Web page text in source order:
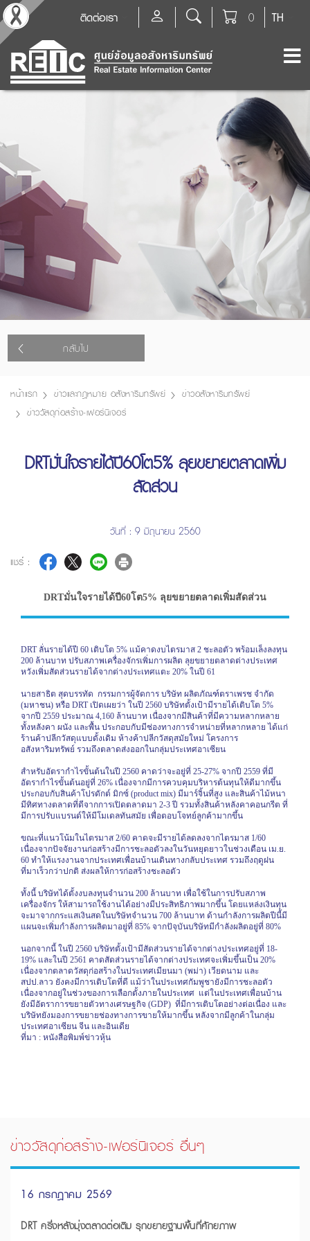
TH
0
ติดต่อเรา
กลับไป
หน้าแรก ข่าวและกฎหมาย อสังหาริมทรัพย์
ข่าวอสังหาริมทรัพย์
ข่าววัสดุก่อสร้าง-เฟอร์นิเจอร์
DRTมั่นใจรายได้ปี60โต5% ลุยขยายตลาดเพิ่ม
สัดส่วน
วันที่ : 9 มิถุนายน 2560
แชร์ :
DRTมั่นใจรายได้ปี60โต5% ลุยขยายตลาดเพิ่มสัดส่วน
DRT ลั่นรายได้ปี 60 เติบโต 5% แม้คาดงบไตรมาส 2 ชะลอตัว พร้อมเล็งลงทุน
200 ล้านบาท ปรับสภาพเครื่องจักรเพิ่มการผลิต ลุยขยายตลาดต่างประเทศ
หวังเพิ่มสัดส่วนรายได้จากต่างประเทศแตะ 20% ในปี 61
นายสาธิต สุดบรรทัด กรรมการผู้จัดการ บริษัท ผลิตภัณฑ์ตราเพรช จำกัด
(มหาชน) หรือ DRT เปิดเผยว่า ในปี 2560 บริษัทตั้งเป้ามีรายได้เติบโต 5%
จากปี 2559 ประมาณ 4,160 ล้านบาท เนื่องจากมีสินค้าที่มีความหลากหลาย
ทั้งหลังคา ผนัง และพื้น ประกอบกับมีช่องทางการจำหน่ายที่หลากหลาย ได้แก่
ร้านค้าปลีกวัสดุแบบดั้งเดิม ห้างค้าปลีกวัสดุสมัยใหม่ โครงการ
อสังหาริมทรัพย์ รวมถึงตลาดส่งออกในกลุ่มประเทศอาเซียน
สำหรับอัตรากำไรขั้นต้นในปี 2560 คาดว่าจะอยู่ที่ 25-27% จากปี 2559 ที่มี
อัตรากำไรขั้นต้นอยู่ที่ 26% เนื่องจากมีการควบคุมบริหารต้นทุนให้ดีมากขึ้น
ประกอบกับสินค้าโปรดักต์ มิกซ์ (product mix) มีมาร์จิ้นที่สูง และสินค้าไม้หนา
มีทิศทางตลาดที่ดีจากการเปิดตลาดมา 2-3ปี รวมทั้งสินค้าหลังคาคอนกรีต ที่
มีการปรับแบรนด์ให้มีโมเดลทันสมัย เพื่อตอบโจทย์ลูกค้ามากขึ้น
ขณะที่แนวโน้มในไตรมาส 2/60 คาดจะมีรายได้ลดลงจากไตรมาส 1/60
เนื่องจากปัจจัยงานก่อสร้างมีการชะลอตัวลงในวันหยุดยาวในช่วงเดือน เม.ย.
60 ทำให้แรงงานจากประเทศเพื่อนบ้านเดินทางกลับประเทศ รวมถึงฤดูฝน
ที่มาเร็วกว่าปกติ ส่งผลให้การก่อสร้างชะลอตัว
ทั้งนี้ บริษัทได้ตั้งงบลงทุนจำนวน 200 ล้านบาท เพื่อใช้ในการปรับสภาพ
เครื่องจักร ให้สามารถใช้งานได้อย่างมีประสิทธิภาพมากขึ้น โดยแหล่งเงินทุน
จะมาจากกระแสเงินสดในบริษัทจำนวน 700 ล้านบาท ด้านกำลังการผลิตปีนี้มี
แผนจะเพิ่มกำลังการผลิตมาอยู่ที่ 85% จากปัจุบันบริษัทมีกำลังผลิตอยู่ที่ 80%
นอกจากนี้ ในปี 2560 บริษัทตั้งเป้ามีสัดส่วนรายได้จากต่างประเทศอยู่ที่ 18-
19% และในปี 2561 คาดสัดส่วนรายได้จากต่างประเทศจะเพิ่มขึ้นเป็น 20%
เนื่องจากตลาดวัสดุก่อสร้างในประเทศเมียนมา (พม่า) เวียดนาม และ
สปป.ลาว ยังคงมีการเติบโตที่ดี แม้ว่าในประเทศกัมพูชายังมีการชะลอตัว
เนื่องจากอยู่ในช่วงของการเลือกตั้งภายในประเทศ แต่ในประเทศเพื่อนบ้าน
ยังมีอัตราการขยายตัวทางเศรษฐกิจ (GDP) ที่มีการเติบโตอย่างต่อเนื่อง และ
บริษัทยังมองการขยายช่องทางการขายให้มากขึ้น หลังจากมีลูกค้าในกลุ่ม
ประเทศอาเซียน จีน และอินเดีย
ที่มา : หนังสือพิมพ์ข่าวหุ้น
ข่าววัสดุก่อสร้าง-เฟอร์นิเจอร์ อื่นๆ
16 กรกฎาคม 2569
DRT ครึ่งหลังมุ่งตลาดต่อเติม รุกขยายฐานพื้นที่ศักยภาพ